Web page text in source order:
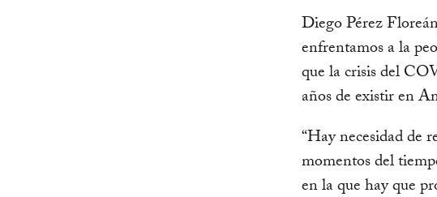
Diego Pérez
enfrentamos a la
que la crisis del
años de existir en
“Hay necesidad de
momentos del
en la que hay que